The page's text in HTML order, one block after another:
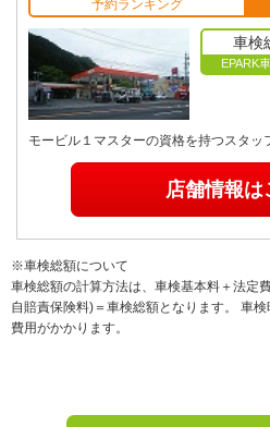
予約ランキング
車検
EPARK
モービル１マスターの資格を持つスタッ
店舗情報は
※車検総額について
車検総額の計算方法は、車検基本料＋法定
自賠責保険料)＝車検総額となります。 車
費用がかかります。